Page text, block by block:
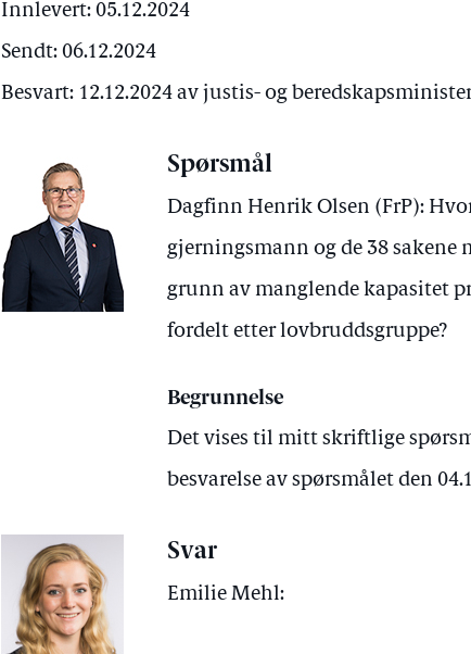
Innlevert: 05.12.2024
Sendt: 06.12.2024
Besvart: 12.12.2024 av justis- og
Spørsmål
Dagfinn Henrik Olsen (FrP):
gjerningsmann og de 38
grunn av manglende kapasitet
fordelt etter lovbruddsgruppe?
Begrunnelse
Det vises til mitt skriftlige
besvarelse av spørsmålet den
Svar
Emilie Mehl: